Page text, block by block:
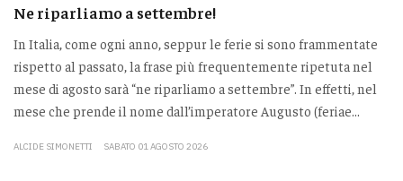
Ne riparliamo a settembre!
In Italia, come ogni anno, seppur le ferie si sono frammentate
rispetto al passato, la frase più frequentemente ripetuta nel
mese di agosto sarà “ne riparliamo a settembre”. In effetti, nel
mese che prende il nome dall’imperatore Augusto (feriae...
ALCIDE SIMONETTI SABATO 01 AGOSTO 2026